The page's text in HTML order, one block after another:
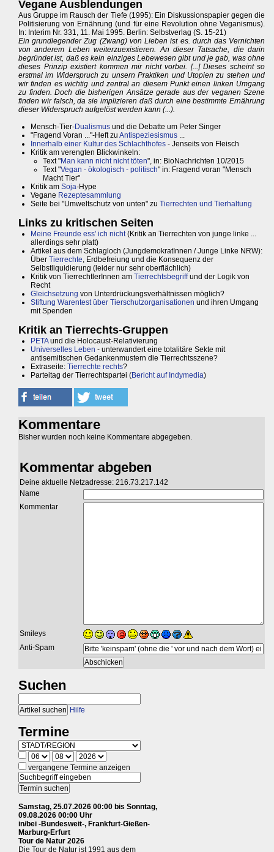
Vegane Ausblendungen
Aus Gruppe im Rausch der Tiefe (1995): Ein Diskussionspapier gegen die
Politisierung von Ernährung (und für eine Revolution ohne Veganismus).
In: Interim Nr. 331, 11. Mai 1995. Berlin: Selbstverlag (S. 15-21)
Ein grundlegender Zug (Zwang) von Lieben ist es. durch das Vernichten
von anderem Leben weiterzuexistieren. An dieser Tatsache, die darin
begründet ist, daß es kein einziges Lebewesen gibt und je gab, was ohne
dieses Prinzip existiert kommen mir nicht vorbei. [...] Dieses scheint so
erstmal im Widerspruch zu unsern Praktiken und Utopien zu stehen und
wir finden es wichtig und zentral an diesem Punkt einen linken Umgang
zu finden. Doch die bisherigen Ansätze gerade aus der veganen Szene
finden wir falsch, da sie implizieren daß durch eine bestimmte Ernährung
dieser Widerspruch aufgelöst werden kann (...).
Mensch-Tier-Dualismus und die Debatte um Peter Singer
"Fragend Voran ..."-Heft zu Antispeziesismus ...
Innerhalb einer Kultur des Schlachthofes - Jenseits von Fleisch
Kritik am verengten Blickwinkeln:
Text "Man kann nicht nicht töten", in: BioNachrichten 10/2015
Text "Vegan - ökologisch - politisch" in: Fragend voran "Mensch
Macht Tier"
Kritik am Soja-Hype
Vegane Rezeptesammlung
Seite bei "Umweltschutz von unten" zu Tierrechten und Tierhaltung
Links zu kritischen Seiten
Meine Freunde ess' ich nicht(Kritik an Tierrechten von junge linke ...
allerdings sehr platt)
Artikel aus dem Schlagloch (JungdemokratInnen / Junge Linke NRW):
Über Tierrechte, Erdbefreiung und die Konsequenz der
Selbstliquidierung (leider nur sehr oberflächlich)
Kritik von TierrechtlerInnen am Tierrechtsbegriffund der Logik von
Recht
Gleichsetzung von Unterdrückungsverhältnissen möglich?
Stiftung Warentest über Tierschutzorganisationen und ihren Umgang
mit Spenden
Kritik an Tierrechts-Gruppen
PETAund die Holocaust-Relativierung
Universelles Leben - unterwandert eine totalitäre Sekte mit
antisemitischen Gedankenmustern die Tierrechtsszene?
Extraseite: Tierrechte rechts?
Parteitag der Tierrechtspartei (Bericht auf Indymedia)
Kommentare
Bisher wurden noch keine Kommentare abgegeben.
Kommentar abgeben
Deine aktuelle Netzadresse: 216.73.217.142
Name
Kommentar
Smileys
Anti-Spam
Suchen
Hilfe
Termine
vergangene Termine anzeigen
Samstag, 25.07.2026 00:00 bis Sonntag,
09.08.2026 00:00 Uhr
in/bei -Bundesweit-, Frankfurt-Gießen-
Marburg-Erfurt
Tour de Natur 2026
Die Tour de Natur ist 1991 aus dem